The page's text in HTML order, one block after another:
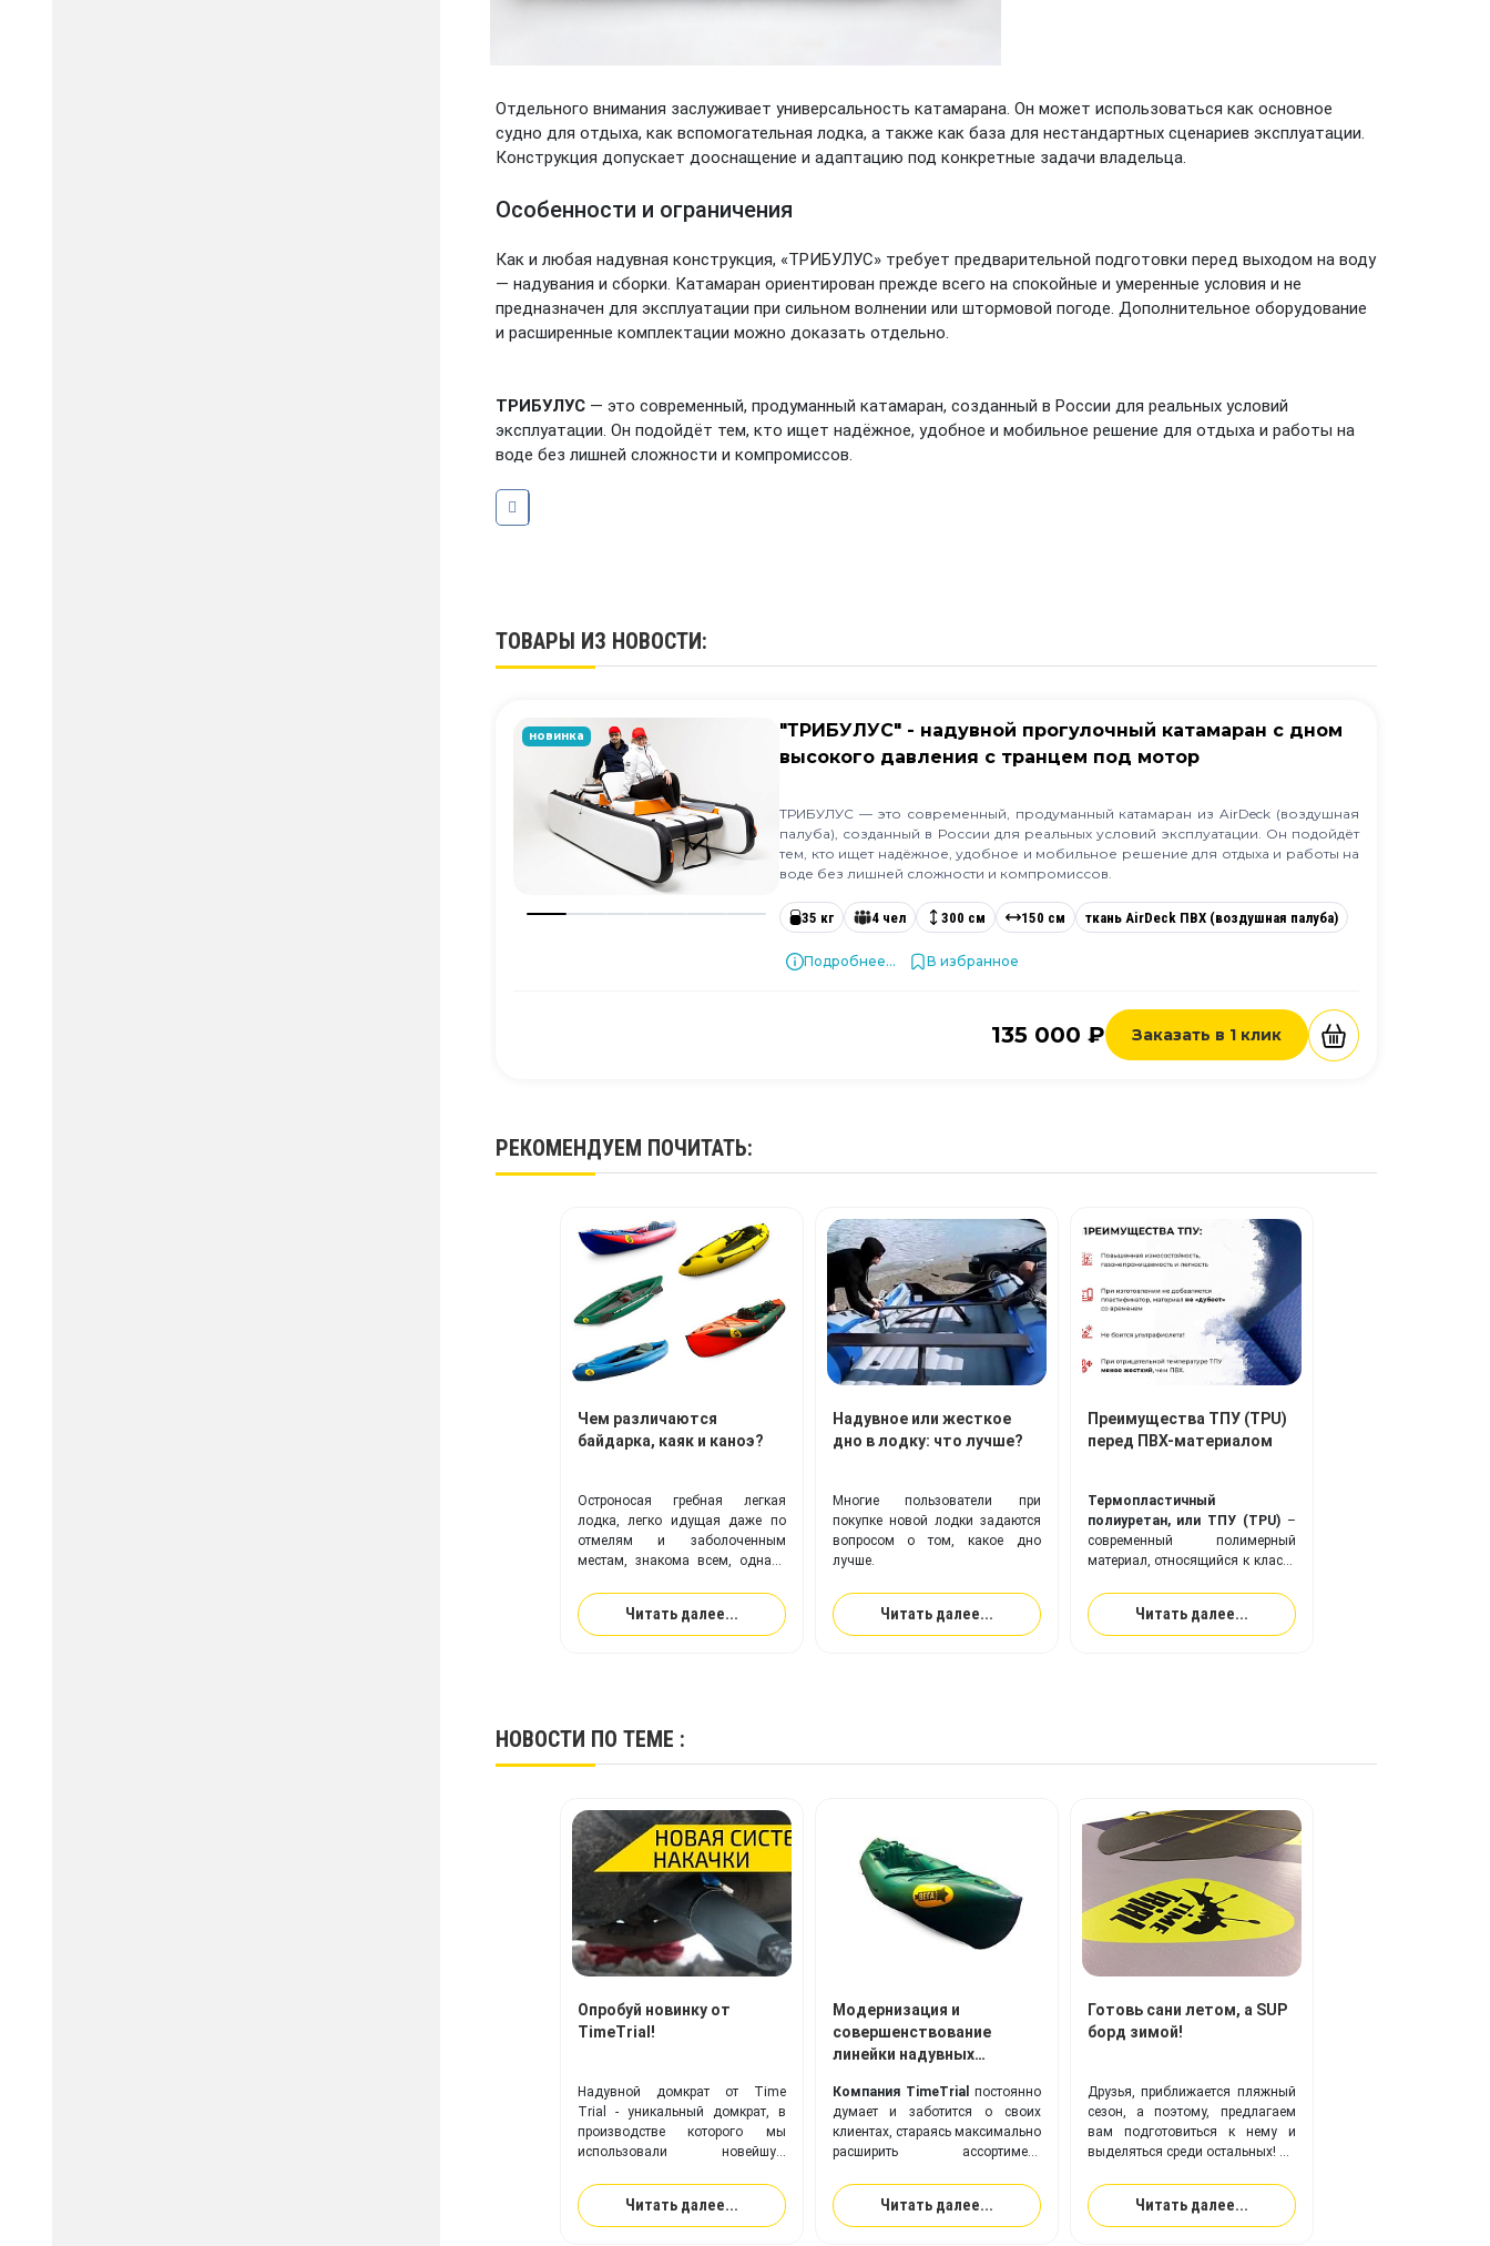
Отдельного внимания заслуживает универсальность катамарана. Он может использоваться как основное
судно для отдыха, как вспомогательная лодка, а также как база для нестандартных сценариев эксплуатации.
Конструкция допускает дооснащение и адаптацию под конкретные задачи владельца.
Особенности и ограничения
Как и любая надувная конструкция, «ТРИБУЛУС» требует предварительной подготовки перед выходом на воду
— надувания и сборки. Катамаран ориентирован прежде всего на спокойные и умеренные условия и не
предназначен для эксплуатации при сильном волнении или штормовой погоде. Дополнительное оборудование
и расширенные комплектации можно доказать отдельно.
ТРИБУЛУС — это современный, продуманный катамаран, созданный в России для реальных условий
эксплуатации. Он подойдёт тем, кто ищет надёжное, удобное и мобильное решение для отдыха и работы на
воде без лишней сложности и компромиссов.
ТОВАРЫ ИЗ НОВОСТИ:
новинка
"ТРИБУЛУС" - надувной прогулочный катамаран с дном
высокого давления с транцем под мотор
ТРИБУЛУС — это современный, продуманный катамаран из AirDeck (воздушная
палуба), созданный в России для реальных условий эксплуатации. Он подойдёт
тем, кто ищет надёжное, удобное и мобильное решение для отдыха и работы на
воде без лишней сложности и компромиссов.
35 кг 4 чел 300 см 150 см ткань AirDeck ПВХ (воздушная палуба)
Подробнее... В избранное
135 000 ₽ Заказать в 1 клик
РЕКОМЕНДУЕМ ПОЧИТАТЬ:
Чем различаются
байдарка, каяк и каноэ?
Остроносая гребная легкая
лодка, легко идущая даже по
отмелям и заболоченным
местам, знакома всем, однако
каноэ – определить могут
немногие.Читать далее...
Надувное или жесткое
дно в лодку: что лучше?
Многие пользователи при
покупке новой лодки задаются
вопросом о том, какое дно
лучше.
Читать далее...
Преимущества ТПУ (TPU)
перед ПВХ-материалом
Термопластичный
полиуретан, или ТПУ (TPU)–
современный полимерный
материал, относящийся к классу
повышенной эластичностью (в
два раза эластичнее резины).
Ткань с покрытием изТПУ
Читать далее...
НОВОСТИ ПО ТЕМЕ :
Опробуй новинку от
TimeTrial!
Надувной домкрат от Time
Trial - уникальный домкрат, в
производстве которого мы
использовали новейшую
его накачки!
Читать далее...
Модернизация и
совершенствование
линейки надувных
Компания TimeTrial постоянно
думает и заботится о своих
клиентах, стараясь максимально
расширить ассортимент
совершенствовать выпускаемые
модели надувных изделий,
оптимизировать
Читать далее...
Готовь сани летом, а SUP
борд зимой!
Друзья, приближается пляжный
сезон, а поэтому, предлагаем
вам подготовиться к нему и
выделяться среди остальных!
Компания TimeTrial
поможет
воплотить вам любую фантазия
на вашемSUP борде!
Читать далее...